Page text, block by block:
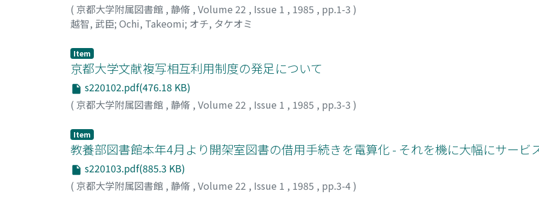
( 京都大学附属図書館 , 静脩 , Volume 22 , Issue 1 , 1985 , pp.1-3 )
越智, 武臣; Ochi, Takeomi; オチ, タケオミ
Item
京都大学文献複写相互利用制度の発足について
s220102.pdf(476.18 KB)
( 京都大学附属図書館 , 静脩 , Volume 22 , Issue 1 , 1985 , pp.3-3 )
Item
教養部図書館本年4月より開架室図書の借用手続きを電算化 - それを機に大幅にサービ
s220103.pdf(885.3 KB)
( 京都大学附属図書館 , 静脩 , Volume 22 , Issue 1 , 1985 , pp.3-4)